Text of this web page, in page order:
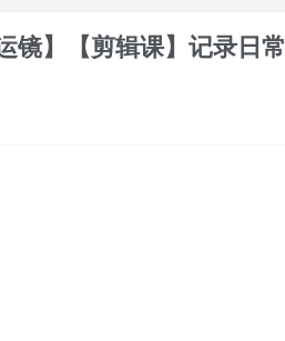
镜】【剪辑课】记录日常